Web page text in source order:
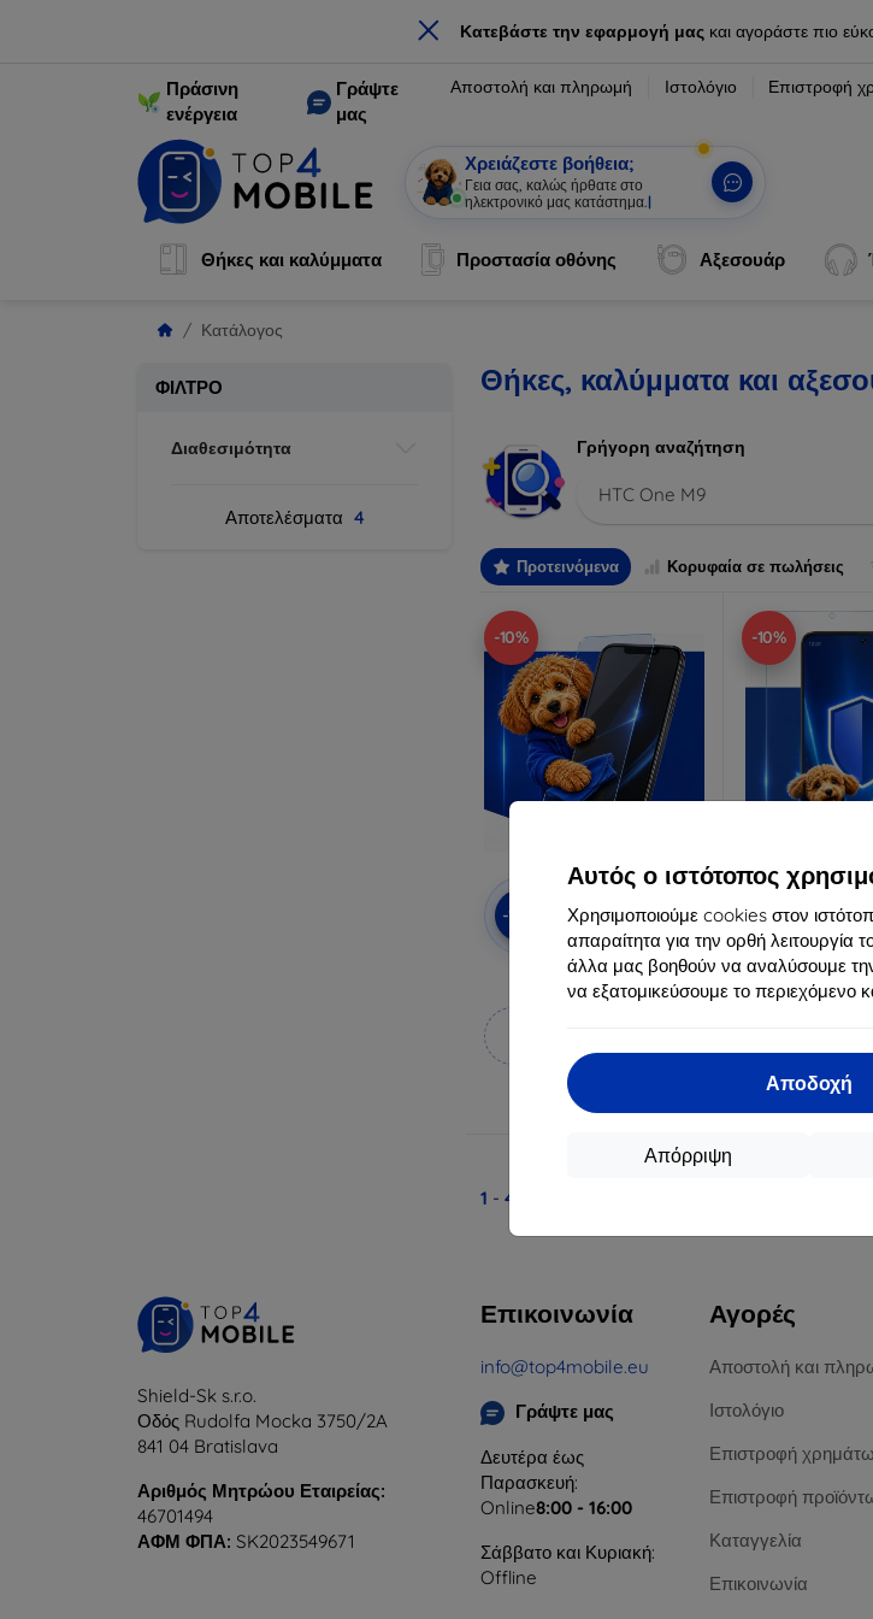
× Κατεβάστε την εφαρμογή μαςκαι αγοράστε πιο
Αυτός ο ιστότοπος
Χρησιμοποιούμε cookies στον
απαραίτητα για την ορθή λειτουργία
άλλα μας βοηθούν να αναλύσουμε
να εξατομικεύσουμε το περιεχόμενο
Αποδοχή
Απόρριψη
Πράσινη
ενέργεια
Γράψτε
μας
Αποστολή και πληρωμή Ιστολόγιο Επιστροφή
Χρειάζεστε βοήθεια;
Γεια σας, καλώς ήρθατε στο
ηλεκτρονικό μας κατάστημα. |
Θήκες και καλύμματα Προστασία οθόνης Αξεσουάρ
Κατάλογος
ΦΊΛΤΡΟ
Διαθεσιμότητα
Αποτελέσματα 4
Θήκες, καλύμματα και
Γρήγορη αναζήτηση
HTC One M9
Προτεινόμενα Κορυφαία σε πωλήσεις
-10%
-10%
με
κουπόνι
EXTRA10
3mk Anti-Shock
προστατευτικό γυαλί
16,90 €
15,21 €
Διαθέσιμο > 5 τεμ
-10%
-10%
με
κουπόνι
3mk Pure
12,90 €
Διαθέσιμο
1 - 4
Shield-Sk s.r.o.
Οδός Rudolfa Mocka 3750/2A
841 04 Bratislava
Αριθμός Μητρώου Εταιρείας:
46701494
ΑΦΜ ΦΠΑ: SK2023549671
Επικοινωνία
info@top4mobile.eu
Γράψτε μας
Δευτέρα έως
Παρασκευή:
Online8:00 - 16:00
Σάββατο και Κυριακή:
Offline
Αγορές
Αποστολή και
Ιστολόγιο
Επιστροφή
Επιστροφή
Καταγγελία
Επικοινωνία